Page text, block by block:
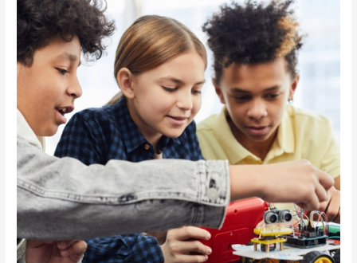
Basado
en
Proyectos
con
foco
robótica